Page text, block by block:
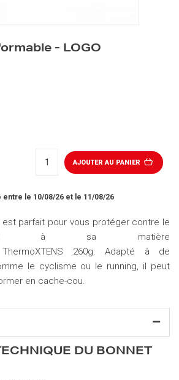
- LOGO
AJOUTER AU PANIER
entre le 10/08/26 et le 11/08/26
est parfait pour vous protéger contre le
à sa matière
260g. Adapté à de
le cyclisme ou le running, il peut
en cache-cou.
DU BONNET